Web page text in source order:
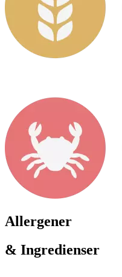
Allergener
& Ingredienser